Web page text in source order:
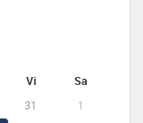
Vi Sa
31
1